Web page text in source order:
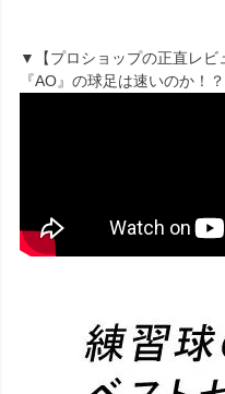
▼【プロショップの正直レビ
『AO』の球足は速いのか！